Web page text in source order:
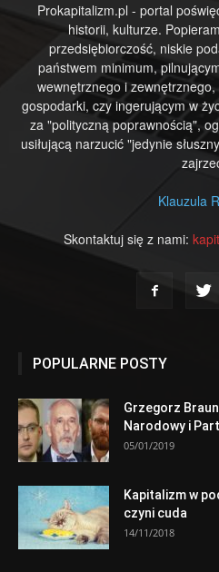
Prokapitalizm.pl - portal
historii, kulturze.
przedsiębiorczość, niskie
państwem minimum,
wewnętrznego i
gospodarki, czy ingerującym w
za "polityczną poprawnością",
usiłującą narzucić "jedynie
Klauzula
Skontaktuj się z nami:
POPULARNE POSTY
Grzegorz
Narodowy i
05/01/2019
Kapitalizm w
czyni cuda
14/11/2018